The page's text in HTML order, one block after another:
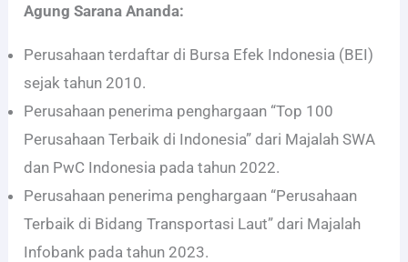
Agung Sarana Ananda:
Perusahaan terdaftar di Bursa Efek Indonesia (BEI)
sejak tahun 2010.
Perusahaan penerima penghargaan “Top 100
Perusahaan Terbaik di Indonesia” dari Majalah SWA
dan PwC Indonesia pada tahun 2022.
Perusahaan penerima penghargaan “Perusahaan
Terbaik di Bidang Transportasi Laut” dari Majalah
Infobank pada tahun 2023.